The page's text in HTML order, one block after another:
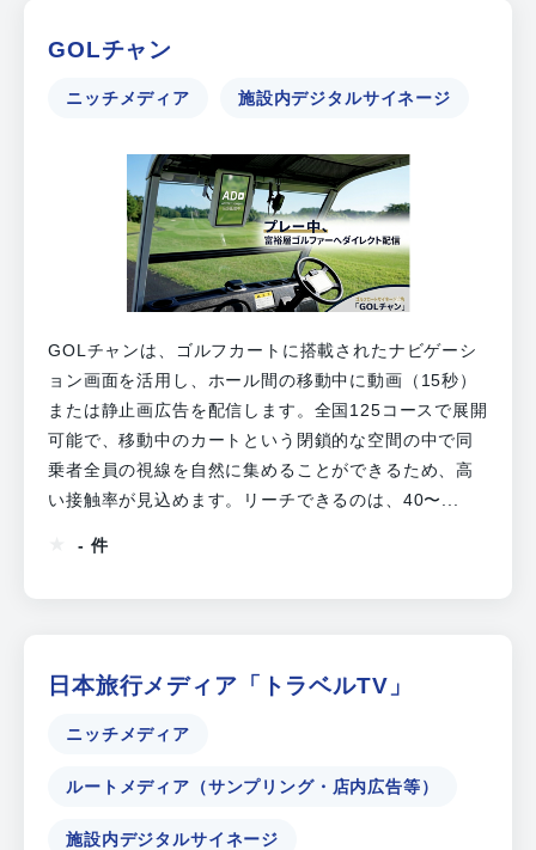
GOLチャン
ニッチメディア 施設内デジタルサイネージ
GOLチャンは、ゴルフカートに搭載されたナビゲーシ
ョン画面を活用し、ホール間の移動中に動画（15秒）
または静止画広告を配信します。全国125コースで展開
可能で、移動中のカートという閉鎖的な空間の中で同
乗者全員の視線を自然に集めることができるため、高
い接触率が見込めます。リーチできるのは、40〜...
- 件
日本旅行メディア「トラベルTV」
ニッチメディア
ルートメディア（サンプリング・店内広告等）
施設内デジタルサイネージ